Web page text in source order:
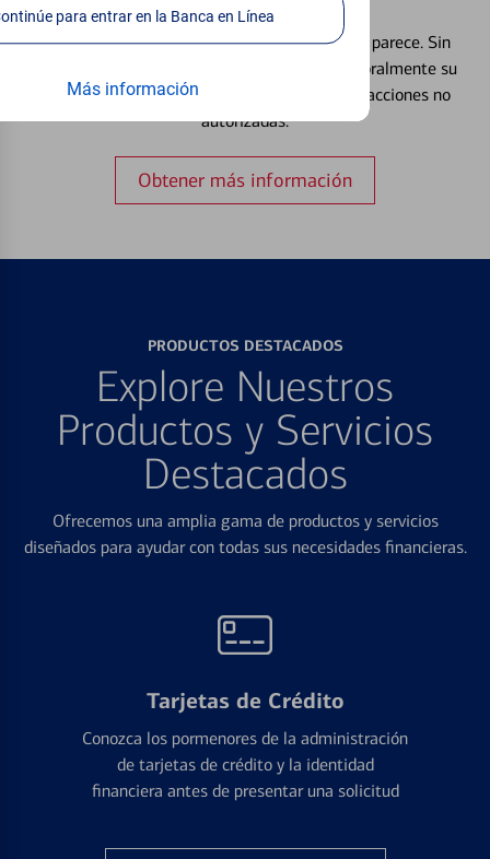
Continúe para entrar en la Banca en Línea
Más información
Extraviar una tarjeta es más común de lo que parece. Sin
embargo, puede bloquear y desbloquear temporalmente su
tarjeta de débito para ayudar a prevenir transacciones no
autorizadas.
Obtener más información
PRODUCTOS DESTACADOS
Explore Nuestros
Productos y Servicios
Destacados
Ofrecemos una amplia gama de productos y servicios
diseñados para ayudar con todas sus necesidades financieras.
Tarjetas de Crédito
Conozca los pormenores de la administración
de tarjetas de crédito y la identidad
financiera antes de presentar una solicitud